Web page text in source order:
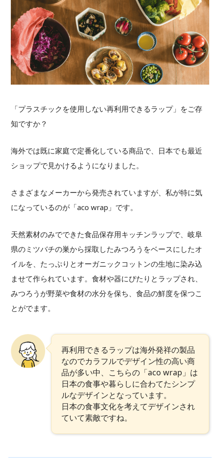
「プラスチックを使用しない再利用できるラップ」をご存
知ですか？
海外では既に家庭で定番化している商品で、日本でも最近
ショップで見かけるようになりました。
さまざまなメーカーから発売されていますが、私が特に気
になっているのが「aco wrap」です。
天然素材のみでできた食品保存用キッチンラップで、岐阜
県のミツバチの巣から採取したみつろうをベースにしたオ
イルを、たっぷりとオーガニックコットンの生地に染み込
ませて作られています。食材や器にぴたりとラップされ、
みつろうが野菜や食材の水分を保ち、食品の鮮度を保つこ
とがでます。
再利用できるラップは海外発祥の製品
なのでカラフルでデザイン性の高い商
品が多い中、こちらの「aco wrap」は
日本の食事や暮らしに合わてたシンプ
ルなデザインとなっています。
日本の食事文化を考えてデザインされ
ていて素敵ですね。